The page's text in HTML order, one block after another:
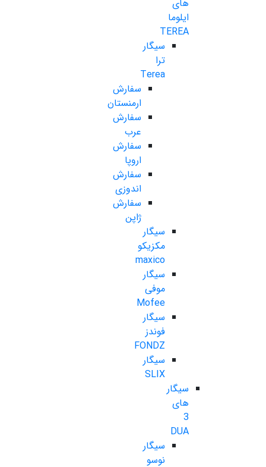
های
ایلوما
TEREA
سیگار
ترا
Terea
سفارش
ارمنستان
سفارش
عرب
سفارش
اروپا
سفارش
اندوزی
سفارش
ژاپن
سیگار
مکزیکو
maxico
سیگار
موفی
Mofee
سیگار
فوندز
FONDZ
سیگار
SLIX
سیگار
های
3
DUA
سیگار
نوسو